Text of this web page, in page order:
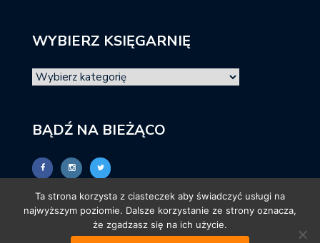
WYBIERZ KSIĘGARNIĘ
BĄDŹ NA BIEŻĄCO
Ta strona korzysta z ciasteczek aby świadczyć usługi na
najwyższym poziomie. Dalsze korzystanie ze strony oznacza,
że zgadzasz się na ich użycie.